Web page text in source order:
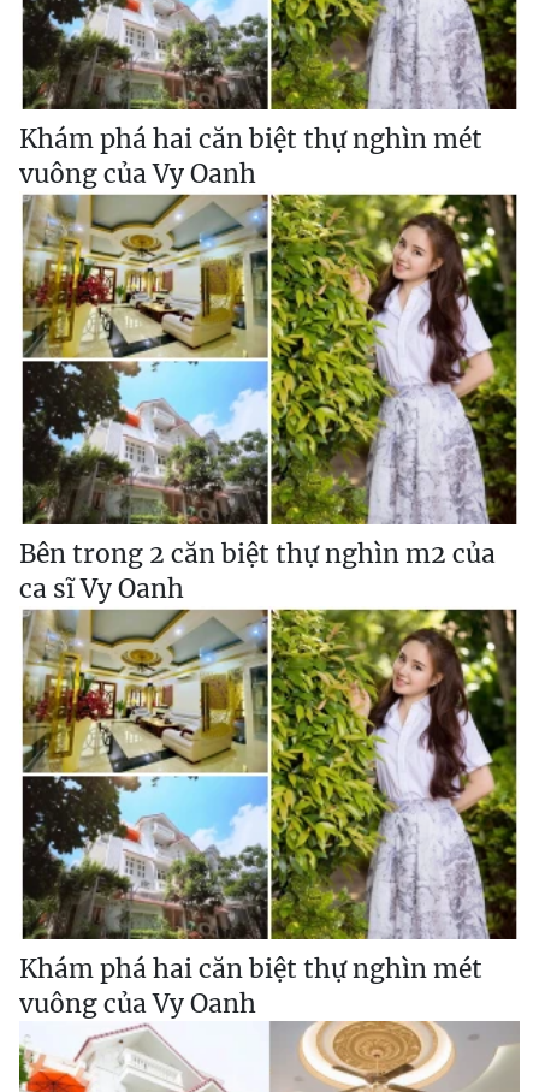
Khám phá hai căn biệt thự nghìn mét
vuông của Vy Oanh
Bên trong 2 căn biệt thự nghìn m2 của
ca sĩ Vy Oanh
Khám phá hai căn biệt thự nghìn mét
vuông của Vy Oanh